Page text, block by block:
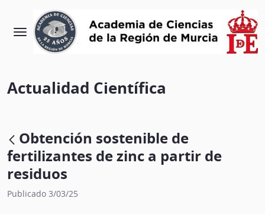
Actualidad Científica
Obtención sostenible de
fertilizantes de zinc a partir de
residuos
Publicado 3/03/25